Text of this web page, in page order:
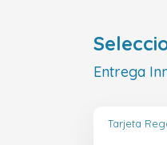
Entrega
Tarjeta